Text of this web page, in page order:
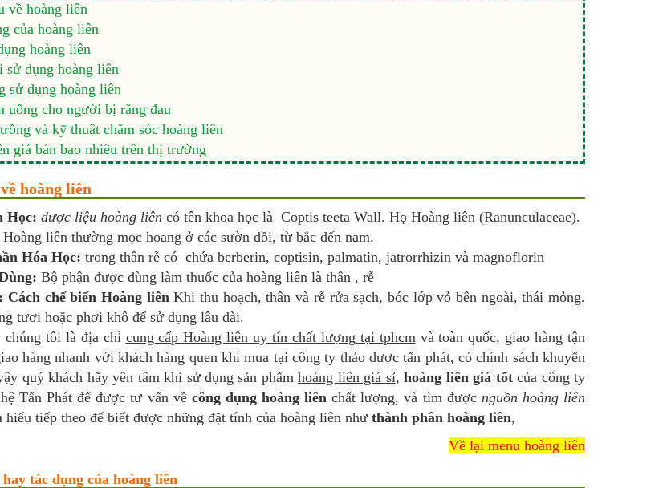
về hoàng liên
của hoàng liên
hoàng liên
dụng hoàng liên
sử dụng hoàng liên
uống cho người bị răng đau
và kỹ thuật chăm sóc hoàng liên
giá bán bao nhiêu trên thị trường
hoàng liên
Học: dược liệu hoàng liên có tên khoa học là Coptis teeta Wall. Họ Hoàng liên (Ranunculaceae).
Hoàng liên thường mọc hoang ở các sườn đồi, từ bắc đến nam.
Hóa Học: trong thân rễ có chứa berberin, coptisin, palmatin, jatrorrhizin và magnoflorin
Bộ phận được dùng làm thuốc của hoàng liên là thân , rễ
Cách chế biến Hoàng liênKhi thu hoạch, thân và rễ rửa sạch, bóc lớp vỏ bên ngoài, thái mỏng.
tươi hoặc phơi khô để sử dụng lâu dài.
chúng tôi là địa chỉ cung cấp Hoàng liên uy tín chất lượng tại tphcmvà toàn quốc, giao hàng tận
hàng nhanh với khách hàng quen khi mua tại công ty thảo dược tấn phát, có chính sách khuyến
quý khách hãy yên tâm khi sử dụng sản phẩmhoàng liên giá sỉ,hoàng liên giá tốtcủa công ty
Tấn Phát để được tư vấn về công dụng hoàng liên chất lượng, và tìm được nguồn hoàng liên
hiểu tiếp theo để biết được những đặt tính của hoàng liên nhưthành phân hoàng liên,
Về lại menu hoàng liên
tác dụng của hoàng liên